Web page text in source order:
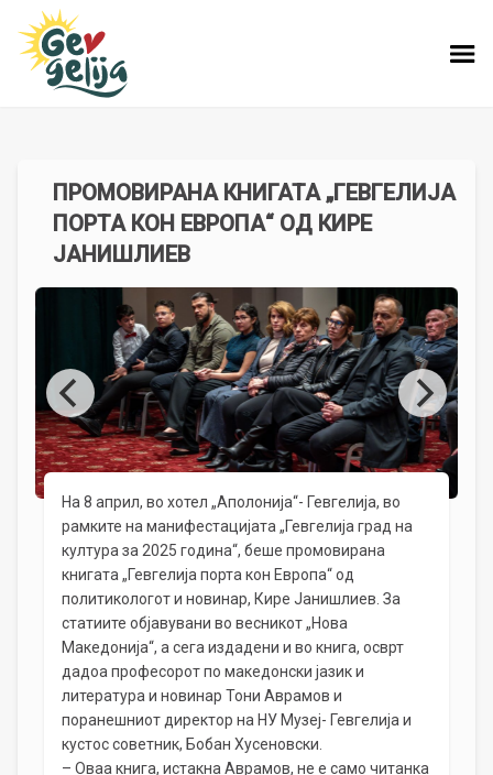
ПРОМОВИРАНА КНИГАТА „ГЕВГЕЛИЈА
ПОРТА КОН ЕВРОПА“ ОД КИРЕ
ЈАНИШЛИЕВ
На 8 април, во хотел „Аполонија“- Гевгелија, во
рамките на манифестацијата „Гевгелија град на
култура за 2025 година“, беше промовирана
книгата „Гевгелија порта кон Европа“ од
политикологот и новинар, Кире Јанишлиев. За
статиите објавувани во весникот „Нова
Македонија“, а сега издадени и во книга, осврт
дадоа професорот по македонски јазик и
литература и новинар Тони Аврамов и
поранешниот директор на НУ Музеј- Гевгелија и
кустос советник, Бобан Хусеновски.
– Оваа книга, истакна Аврамов, не е само читанка